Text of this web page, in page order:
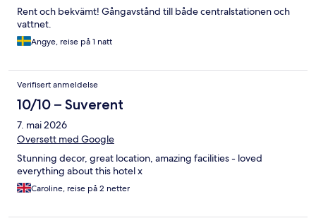
Rent och bekvämt! Gångavstånd till både centralstationen och
vattnet.
Angye, reise på 1 natt
Verifisert anmeldelse
10/10 – Suverent
7. mai 2026
Oversett med Google
Stunning decor, great location, amazing facilities - loved
everything about this hotel x
Caroline, reise på 2 netter